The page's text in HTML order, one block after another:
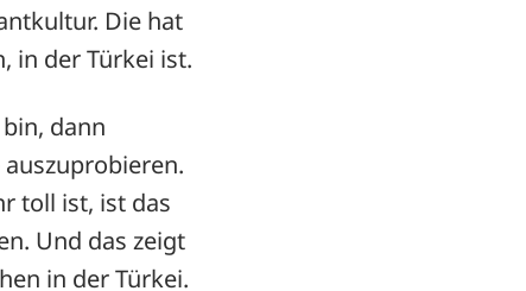
Die hat
in der Türkei ist.
dann
toll ist, ist das
Und das zeigt
in der Türkei.